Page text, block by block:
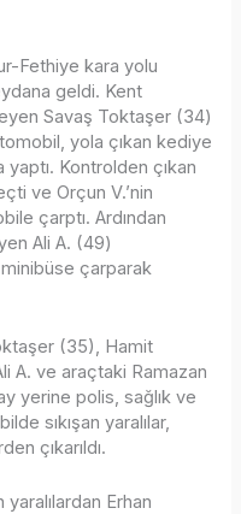
Fethiye kara yolu
geldi. Kent
Savaş Toktaşer (34)
yola çıkan kediye
Kontrolden çıkan
ve Orçun V.’nin
çarptı. Ardından
Ali A. (49)
çarparak
(35), Hamit
A. ve araçtaki Ramazan
yerine polis, sağlık ve
sıkışan yaralılar,
çıkarıldı.
yaralılardan Erhan